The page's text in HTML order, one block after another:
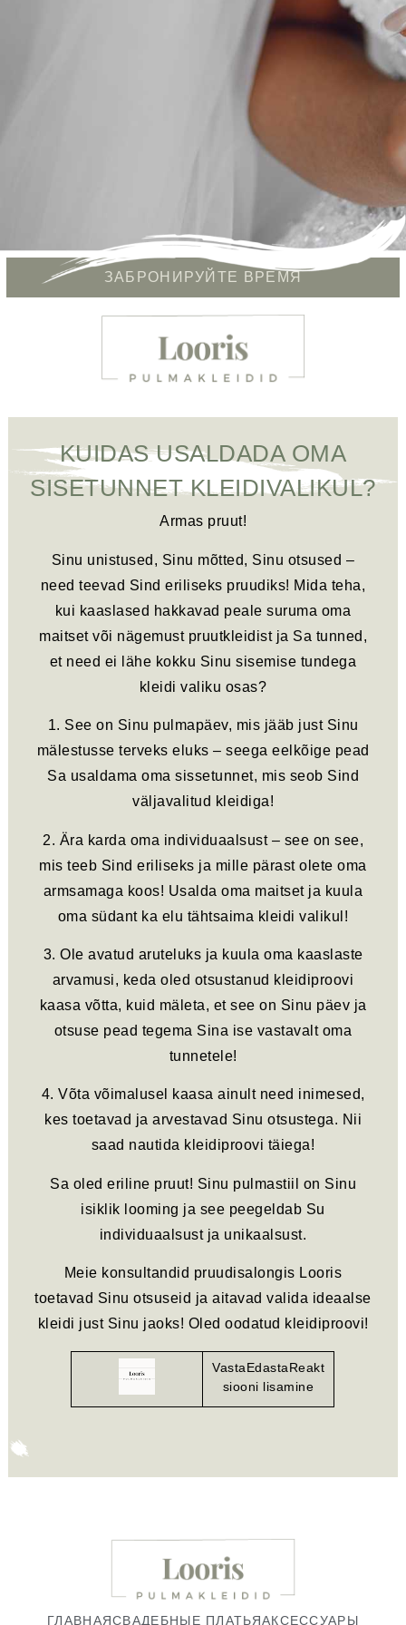
ЗАБРОНИРУЙТЕ ВРЕМЯ
KUIDAS USALDADA OMA
SISETUNNET KLEIDIVALIKUL?
Armas pruut!
Sinu unistused, Sinu mõtted, Sinu otsused –
need teevad Sind eriliseks pruudiks! Mida teha,
kui kaaslased hakkavad peale suruma oma
maitset või nägemust pruutkleidist ja Sa tunned,
et need ei lähe kokku Sinu sisemise tundega
kleidi valiku osas?
1. See on Sinu pulmapäev, mis jääb just Sinu
mälestusse terveks eluks – seega eelkõige pead
Sa usaldama oma sissetunnet, mis seob Sind
väljavalitud kleidiga!
2. Ära karda oma individuaalsust – see on see,
mis teeb Sind eriliseks ja mille pärast olete oma
armsamaga koos! Usalda oma maitset ja kuula
oma südant ka elu tähtsaima kleidi valikul!
3. Ole avatud aruteluks ja kuula oma kaaslaste
arvamusi, keda oled otsustanud kleidiproovi
kaasa võtta, kuid mäleta, et see on Sinu päev ja
otsuse pead tegema Sina ise vastavalt oma
tunnetele!
4. Võta võimalusel kaasa ainult need inimesed,
kes toetavad ja arvestavad Sinu otsustega. Nii
saad nautida kleidiproovi täiega!
Sa oled eriline pruut! Sinu pulmastiil on Sinu
isiklik looming ja see peegeldab Su
individuaalsust ja unikaalsust.
Meie konsultandid pruudisalongis Looris
toetavad Sinu otsuseid ja aitavad valida ideaalse
kleidi just Sinu jaoks! Oled oodatud kleidiproovi!
VastaEdastaReakt
siooni lisamine
ГЛАВНАЯСВАДЕБНЫЕ ПЛАТЬЯАКСЕССУАРЫ